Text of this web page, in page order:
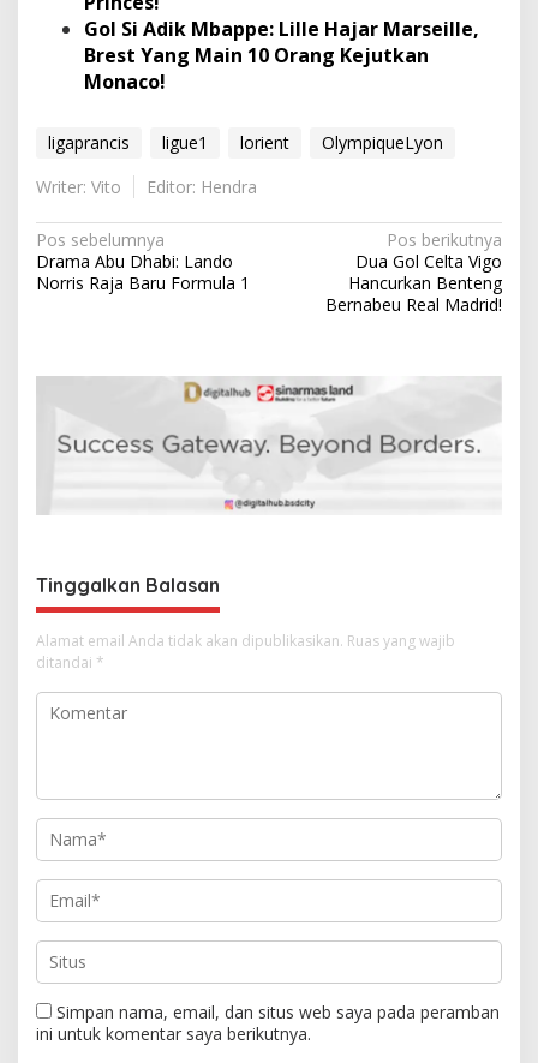
Gol Si Adik Mbappe: Lille Hajar Marseille,
Brest Yang Main 10 Orang Kejutkan
Monaco!
ligaprancis ligue1 lorient
OlympiqueLyon
Writer: Vito
Editor: Hendra
N
a
g
p
s
Pos sebelumnya
Drama Abu Dhabi: Lando
Norris Raja Baru Formula 1
Pos berikutnya
Dua Gol Celta Vigo
Hancurkan Benteng
Bernabeu Real Madrid!
Tinggalkan Balasan
Alamat email Anda tidak akan dipublikasikan. Ruas yang wajib
ditandai *
Simpan nama, email, dan situs web saya pada peramban
ini untuk komentar saya berikutnya.